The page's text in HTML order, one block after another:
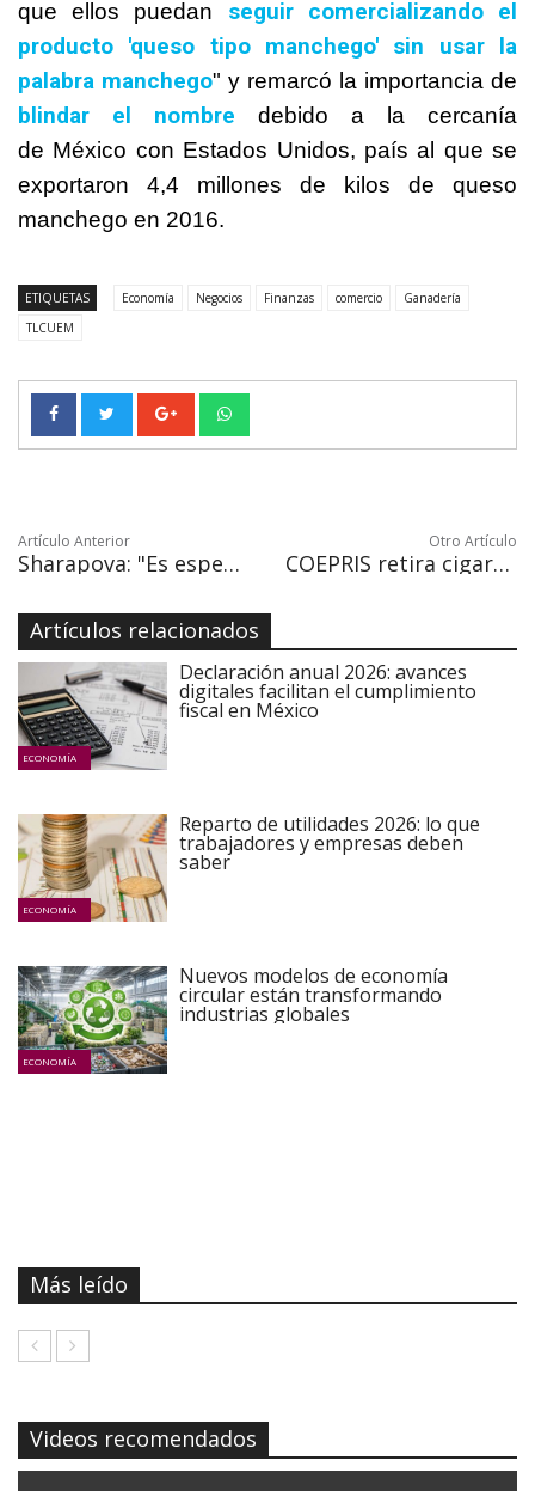
que ellos puedan seguir comercializando el
producto 'queso tipo manchego' sin usar la
palabra manchego" y remarcó la importancia de
blindar el nombre debido a la cercanía
de México con Estados Unidos, país al que se
exportaron 4,4 millones de kilos de queso
manchego en 2016.
ETIQUETAS Economía Negocios Finanzas comercio
Ganadería
TLCUEM
Artículo Anterior
Sharapova: "Es especial estar de vuelta" - Abierto Australia 2018
Otro Artículo
COEPRIS retira cigarros electrónicos de la venta
Artículos relacionados
ECONOMÍA
Declaración anual 2026: avances
digitales facilitan el cumplimiento
fiscal en México
ECONOMÍA
Reparto de utilidades 2026: lo que
trabajadores y empresas deben
saber
ECONOMÍA
Nuevos modelos de economía
circular están transformando
industrias globales
Más leído
Videos recomendados